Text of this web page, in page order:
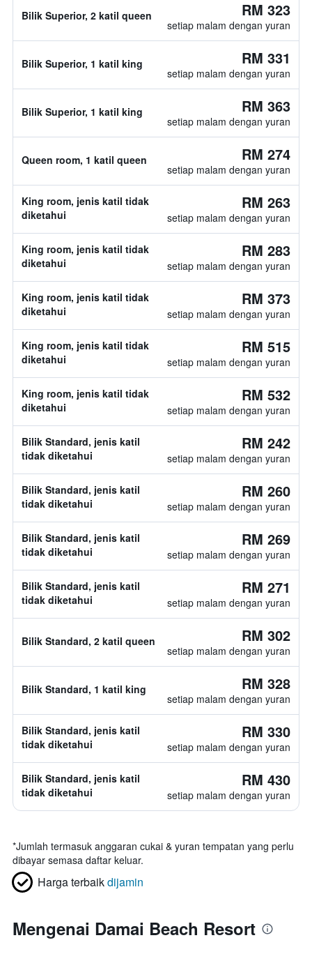
Bilik Superior, 2 katil queen RM 323
setiap malam dengan yuran
Bilik Superior, 1 katil king RM 331
setiap malam dengan yuran
Bilik Superior, 1 katil king RM 363
setiap malam dengan yuran
Queen room, 1 katil queen RM 274
setiap malam dengan yuran
King room, jenis katil tidak
diketahui
RM 263
setiap malam dengan yuran
King room, jenis katil tidak
diketahui
RM 283
setiap malam dengan yuran
King room, jenis katil tidak
diketahui
RM 373
setiap malam dengan yuran
King room, jenis katil tidak
diketahui
RM 515
setiap malam dengan yuran
King room, jenis katil tidak
diketahui
RM 532
setiap malam dengan yuran
Bilik Standard, jenis katil
tidak diketahui
RM 242
setiap malam dengan yuran
Bilik Standard, jenis katil
tidak diketahui
RM 260
setiap malam dengan yuran
Bilik Standard, jenis katil
tidak diketahui
RM 269
setiap malam dengan yuran
Bilik Standard, jenis katil
tidak diketahui
RM 271
setiap malam dengan yuran
Bilik Standard, 2 katil queen RM 302
setiap malam dengan yuran
Bilik Standard, 1 katil king RM 328
setiap malam dengan yuran
Bilik Standard, jenis katil
tidak diketahui
RM 330
setiap malam dengan yuran
Bilik Standard, jenis katil
tidak diketahui
RM 430
setiap malam dengan yuran
*Jumlah termasuk anggaran cukai & yuran tempatan yang perlu
dibayar semasa daftar keluar.
Harga terbaikdijamin
Mengenai Damai Beach Resort